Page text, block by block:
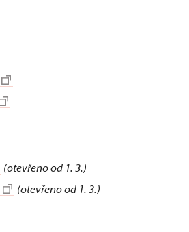
(otevřeno od 1. 3.)
(otevřeno od 1. 3.)